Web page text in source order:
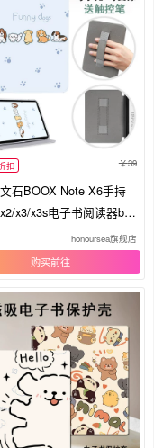
扣 39
石BOOX Note X6手持
x3/x3s电子书阅读器boo
7pro透明Tab10C 10.3英
壳Leaf5
honoursea旗舰店
购买